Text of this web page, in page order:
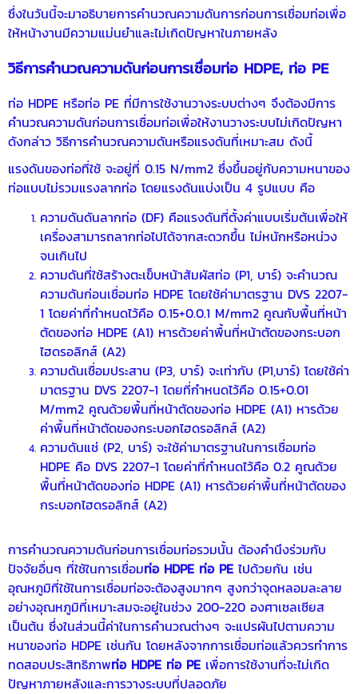
ซึ่งในวันนี้จะมาอธิบายการคำนวณความดันการก่อนการเชื่อมท่อเพื่อ
ให้หน้างานมีความแม่นยำและไม่เกิดปัญหาในภายหลัง
วิธีการคำนวณความดันก่อนการเชื่อมท่อ HDPE, ท่อ PE
ท่อ HDPE หรือท่อ PE ที่มีการใช้งานวางระบบต่างๆ จึงต้องมีการ
คำนวณความดันก่อนการเชื่อมท่อเพื่อให้งานวางระบบไม่เกิดปัญหา
ดังกล่าว วิธีการคำนวณความดันหรือแรงดันที่เหมาะสม ดังนี้
แรงดันของท่อที่ใช้ จะอยู่ที่ 0.15 N/mm2 ซึ่งขึ้นอยู่กับความหนาของ
ท่อแบบไม่รวมแรงลากท่อ โดยแรงดันแบ่งเป็น 4 รูปแบบ คือ
ความดันดันลากท่อ (DF) คือแรงดันที่ตั้งค่าแบบเริ่มต้นเพื่อให้
เครื่องสามารถลากท่อไปได้จากสะดวกขึ้น ไม่หนักหรือหน่วง
จนเกินไป
ความดันที่ใช้สร้างตะเข็บหน้าสัมผัสท่อ (P1, บาร์) จะคำนวณ
ความดันก่อนเชื่อมท่อ HDPE โดยใช้ค่ามาตรฐาน DVS 2207-
1 โดยค่าที่กำหนดไว้คือ 0.15+0.0.1 M/mm2 คูณกับพื้นที่หน้า
ตัดของท่อ HDPE (A1) หารด้วยค่าพื้นที่หน้าตัดของกระบอก
ไฮดรอลิกส์ (A2)
ความดันเชื่อมประสาน (P3, บาร์) จะเท่ากับ (P1,บาร์) โดยใช้ค่า
มาตรฐาน DVS 2207-1 โดยที่กำหนดไว้คือ 0.15+0.01
M/mm2 คูณด้วยพื้นที่หน้าตัดของท่อ HDPE (A1) หารด้วย
ค่าพื้นที่หน้าตัดของกระบอกไฮดรอลิกส์ (A2)
ความดันแช่ (P2, บาร์) จะใช้ค่ามาตรฐานในการเชื่อมท่อ
HDPE คือ DVS 2207-1 โดยค่าที่กำหนดไว้คือ 0.2 คูณด้วย
พื้นที่หน้าตัดของท่อ HDPE (A1) หารด้วยค่าพื้นที่หน้าตัดของ
กระบอกไฮดรอลิกส์ (A2)
การคำนวณความดันก่อนการเชื่อมท่อรวมนั้น ต้องคำนึงร่วมกับ
ปัจจัยอื่นๆ ที่ใช้ในการเชื่อมท่อ HDPE ท่อ PE ไปด้วยกัน เช่น
อุณหภูมิที่ใช้ในการเชื่อมท่อจะต้องสูงมากๆ สูงกว่าจุดหลอมละลาย
อย่างอุณหภูมิที่เหมาะสมจะอยู่ในช่วง 200-220 องศาเซลเซียส
เป็นต้น ซึ่งในส่วนนี้ค่าในการคำนวณต่างๆ จะแปรผันไปตามความ
หนาของท่อ HDPE เช่นกัน โดยหลังจากการเชื่อมท่อแล้วควรทำการ
ทดสอบประสิทธิภาพท่อ HDPE ท่อ PE เพื่อการใช้งานที่จะไม่เกิด
ปัญหาภายหลังและการวางระบบที่ปลอดภัย